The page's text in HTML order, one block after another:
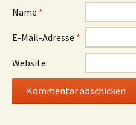
Name *
E-Mail-Adresse *
Website